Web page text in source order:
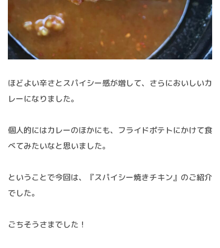
ほどよい辛さとスパイシー感が増して、さらにおいしいカ
レーになりました。
個人的にはカレーのほかにも、フライドポテトにかけて食
べてみたいなと思いました。
ということで今回は、『スパイシー焼きチキン』のご紹介
でした。
ごちそうさまでした！